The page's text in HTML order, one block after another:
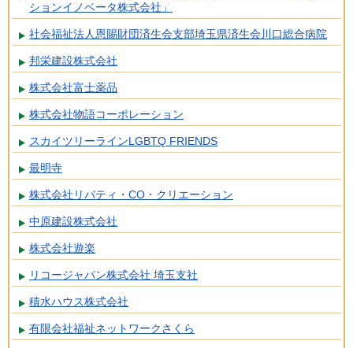
ションイノベータ株式会社」
社会福祉法人恩賜財団済生会支部埼玉県済生会川口総合病院
邦栄建設株式会社
株式会社富士薬品
株式会社物語コーポレーション
スカイツリーラインLGBTQ FRIENDS
最明寺
株式会社リバティ・CO・クリエーション
中原建設株式会社
株式会社遊楽
リコージャパン株式会社 埼玉支社
積水ハウス株式会社
有限会社福祉ネットワークさくら